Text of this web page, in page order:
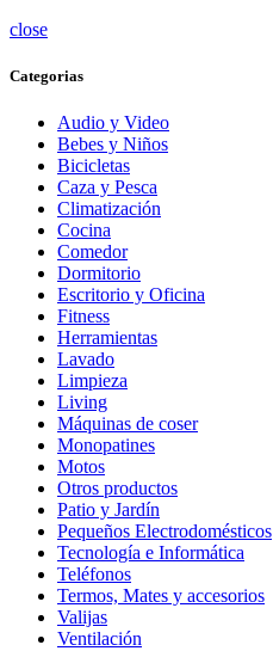
close
Categorias
Audio y Video
Bebes y Niños
Bicicletas
Caza y Pesca
Climatización
Cocina
Comedor
Dormitorio
Escritorio y Oficina
Fitness
Herramientas
Lavado
Limpieza
Living
Máquinas de coser
Monopatines
Motos
Otros productos
Patio y Jardín
Pequeños Electrodomésticos
Tecnología e Informática
Teléfonos
Termos, Mates y accesorios
Valijas
Ventilación